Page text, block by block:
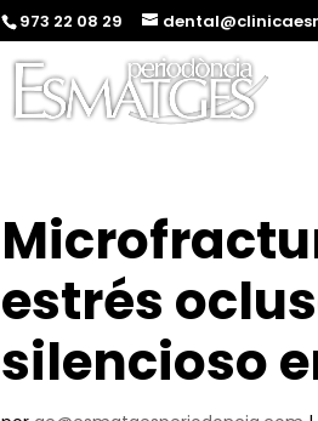
973 22 08 29
estrés
silencioso